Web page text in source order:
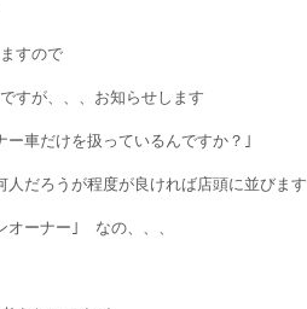
すので
すが、、、お知らせします
ー車だけを扱っているんですか？｣
だろうが程度が良ければ店頭に並びます
ーナー｣ なの、、、